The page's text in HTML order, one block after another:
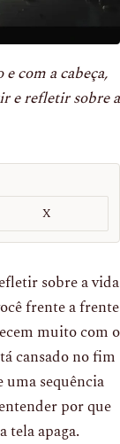
com a cabeça,
e refletir sobre a
X
sobre a vida
frente a frente
muito com o
cansado no fim
sequência
por que
tela apaga.